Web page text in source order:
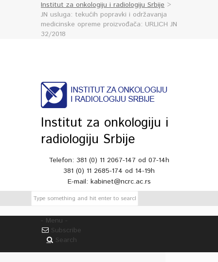
Institut za onkologiju i radiologiju Srbije >
JN usluga: tekućih popravki i održavanja
medicinske opreme proizvođača: URLICH JN
32/2018
Institut za onkologiju i
radiologiju Srbije
Telefon: 381 (0) 11 2067-147 od 07-14h
381 (0) 11 2685-174 od 14-19h
E-mail: kabinet@ncrc.ac.rs
- Menu -
Subscribe
Search